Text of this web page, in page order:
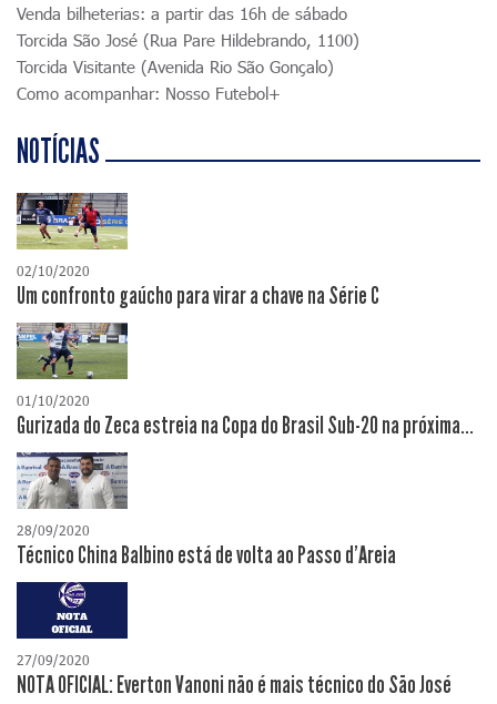
Venda bilheterias: a partir das 16h de sábado
Torcida São José (Rua Pare Hildebrando, 1100)
Torcida Visitante (Avenida Rio São Gonçalo)
Como acompanhar: Nosso Futebol+
NOTÍCIAS
02/10/2020
Um confronto gaúcho para virar a chave na Série C
01/10/2020
Gurizada do Zeca estreia na Copa do Brasil Sub-20 na próxima...
28/09/2020
Técnico China Balbino está de volta ao Passo d'Areia
27/09/2020
NOTA OFICIAL: Everton Vanoni não é mais técnico do São José